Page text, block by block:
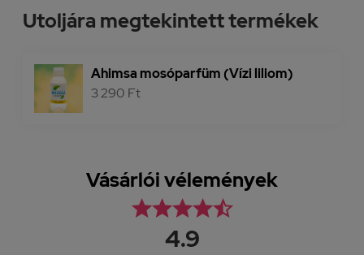
Utoljára megtekintett termékek
Ahimsa mosóparfüm (Vízi liliom)
3 290 Ft
Vásárlói vélemények

4.9